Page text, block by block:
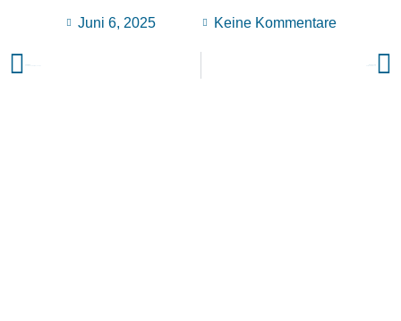
Juni 6, 2025 Keine Kommentare